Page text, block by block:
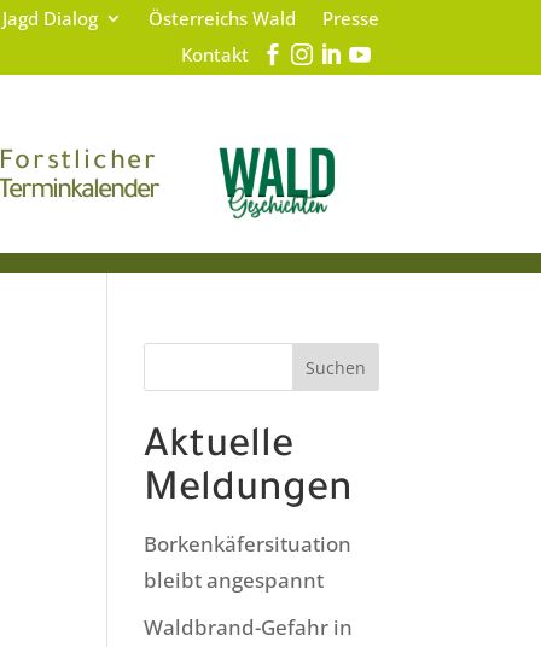
Dialog Österreichs Wald
Presse
Kontakt
Forstlicher
Terminkalender
Suchen
Aktuelle
Meldungen
Borkenkäfersituation
bleibt angespannt
Waldbrand-Gefahr in